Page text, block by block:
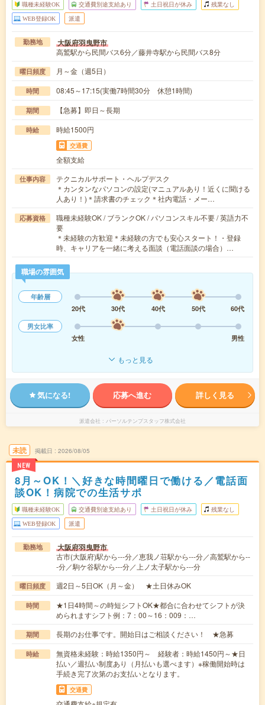
職種未経験OK 交通費別途支給あり 土日祝日が休み 残業なし
WEB登録OK 派遣
勤務地 大阪府羽曳野市
高鷲駅から民間バス6分／藤井寺駅から民間バス8分
曜日頻度 月～金（週5日）
時間 08:45～17:15(実働7時間30分 休憩1時間)
期間 【急募】即日～長期
時給 時給1500円
交通費
全額支給
仕事内容
テクニカルサポート・ヘルプデスク
＊カンタンなパソコンの設定(マニュアルあり！近くに聞ける
人あり！)＊請求書のチェック＊社内電話・メー…
応募資格
職種未経験OK / ブランクOK / パソコンスキル不要 / 英語力不
要
＊未経験の方歓迎＊未経験の方でも安心スタート！・登録
時、キャリアを一緒に考える面談（電話面談の場合）…
職場の雰囲気
年齢層
20代
30代 40代 50代
60代
男女比率
女性
男性
もっと見る
気になる! 応募へ進む 詳しく見る
派遣会社 パーソルテンプスタッフ株式会社
未読
NEW
掲載日 2026/08/05
8月～OK！＼好きな時間曜日で働ける／電話面
談OK！病院での生活サポ
職種未経験OK 交通費別途支給あり 土日祝日が休み 残業なし
WEB登録OK 派遣
勤務地 大阪府羽曳野市
古市(大阪府)駅から---分／恵我ノ荘駅から---分／高鷲駅から--
-分／駒ケ谷駅から---分／上ノ太子駅から---分
曜日頻度 週2日～5日OK（月～金） ★土日休みOK
時間
★1日4時間～の時短シフトOK★都合に合わせてシフトが決
められますシフト例：7：00～16：009：…
期間 長期のお仕事です。開始日はご相談ください！ ★急募
時給
無資格未経験：時給1350円～ 経験者：時給1450円～★日
払い／週払い制度あり（月払いも選べます）※稼働開始時は
手続き完了次第のお支払いとなります。
交通費